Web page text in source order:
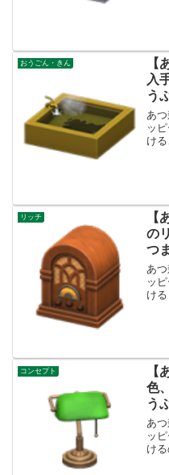
おうごん・きん
【
入
う
あ
ッ
け
リッチ
【
の
つ
あ
ッ
け
コンセプト
【
色
う
あ
ッ
け